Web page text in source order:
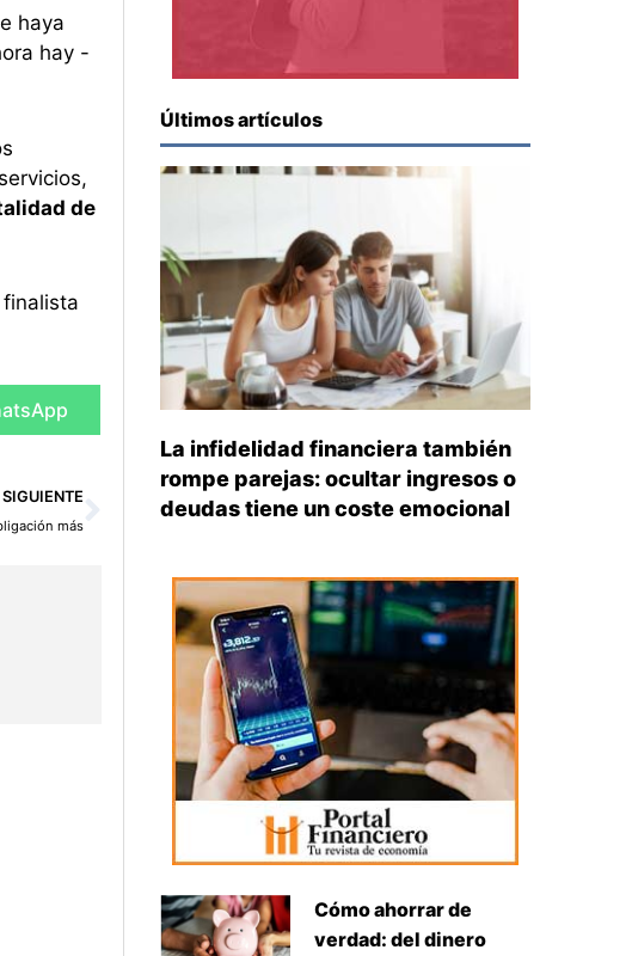
haya
hay -
de
SIGUIENTE
más
Siguiente
Últimos artículos
La infidelidad financiera también
rompe parejas: ocultar ingresos o
deudas tiene un coste emocional
Cómo ahorrar de
verdad: del dinero